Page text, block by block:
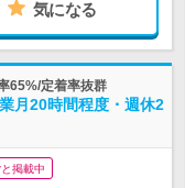
気になる
65%/定着率抜群
月20時間程度・週休2
掲載中